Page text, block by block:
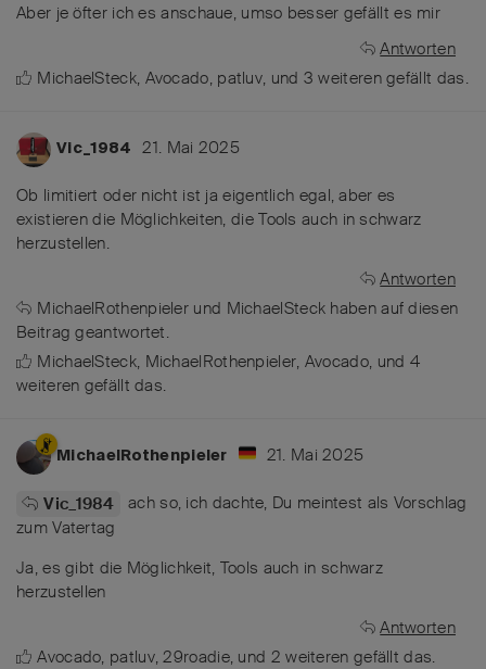
Aber je öfter ich es anschaue, umso besser gefällt es mir
Antworten
MichaelSteck, Avocado, patluv, und 3 weiterengefällt das.
Vic_1984 21. Mai 2025
Ob limitiert oder nicht ist ja eigentlich egal, aber es
existieren die Möglichkeiten, die Tools auch in schwarz
herzustellen.
Antworten
MichaelRothenpieler und MichaelSteck habenauf diesen
Beitrag geantwortet.
MichaelSteck, MichaelRothenpieler, Avocado, und 4
weiteren gefällt das.
MichaelRothenpieler 21. Mai 2025
Vic_1984
ach so, ich dachte, Du meintest als Vorschlag
zum Vatertag
Ja, es gibt die Möglichkeit, Tools auch in schwarz
herzustellen
Antworten
Avocado, patluv,29roadie, und 2 weiteren gefällt das.